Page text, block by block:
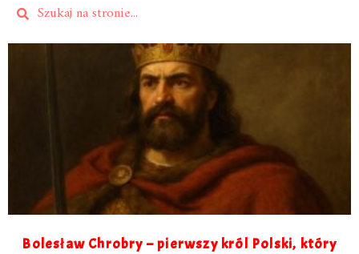
Bolesław Chrobry – pierwszy król Polski, który